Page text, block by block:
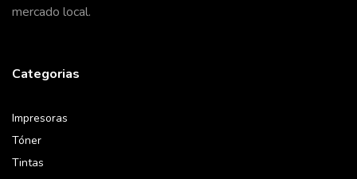
mercado local.
Categorias
Impresoras
Tóner
Tintas